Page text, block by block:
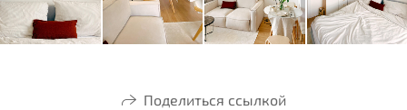
Поделиться ссылкой